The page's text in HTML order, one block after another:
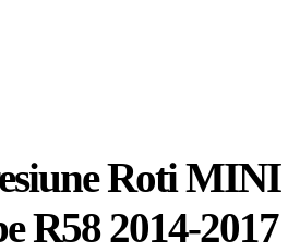
Roti MINI
R58 2014-2017